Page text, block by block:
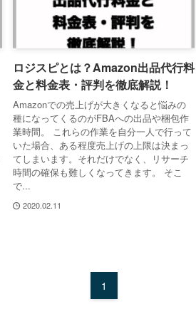
ロジスピとは？Amazon出品代行料
金と料金表・評判を徹底解説！
Amazonでの売上げが大きくなると悩みの
種になってくるのがFBAへの出品や梱包作
業時間。 これらの作業を自分一人で行って
いた場合、ある程度売上げの上限は決まっ
てしまいます。それだけでなく、リサーチ
時間の確保も難しくなってきます。 そこ
で...
2020.02.11
1